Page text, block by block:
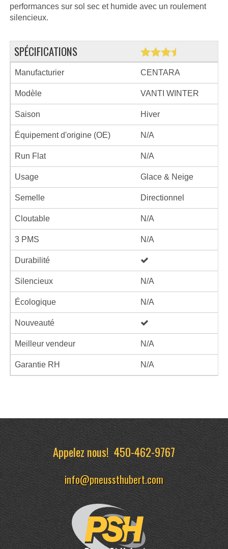
performances sur sol sec et humide avec un roulement
silencieux.
SPÉCIFICATIONS
Manufacturier CENTARA
Modèle VANTI WINTER
Saison Hiver
Équipement d'origine (OE) N/A
Run Flat N/A
Usage Glace & Neige
Semelle Directionnel
Cloutable N/A
3 PMS N/A
Durabilité
Silencieux N/A
Écologique N/A
Nouveauté
Meilleur vendeur N/A
Garantie RH N/A
Appelez nous!450-462-9767
info@pneussthubert.com